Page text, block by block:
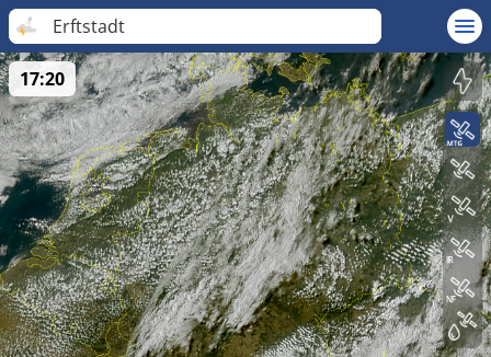
Erftstadt
17:20